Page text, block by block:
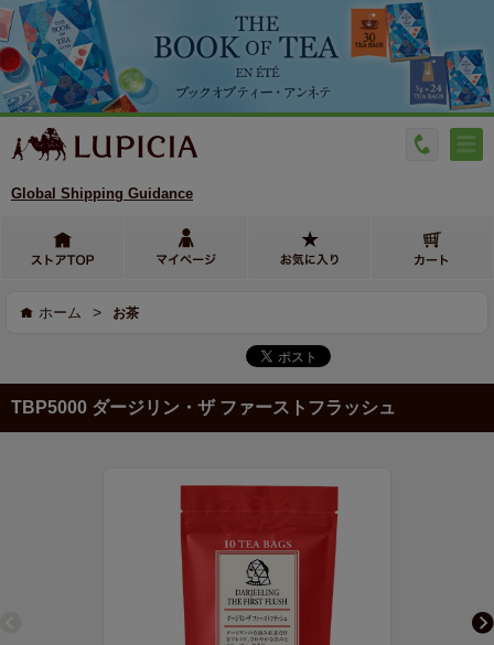
Global Shipping Guidance
ホーム > お茶
TBP5000 ダージリン・ザ ファーストフラッシュ